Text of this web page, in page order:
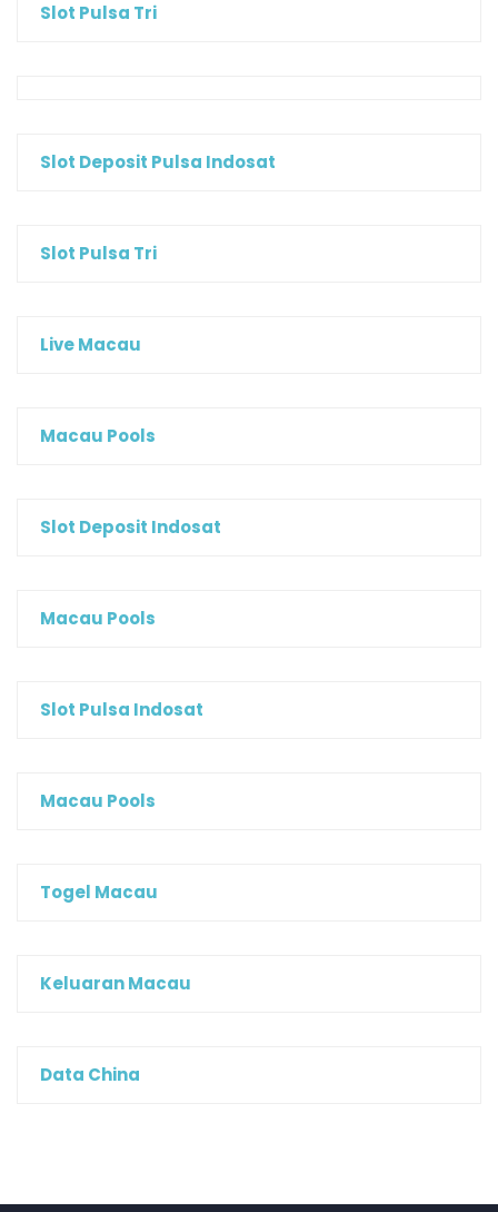
Slot Pulsa Tri
Slot Deposit Pulsa Indosat
Slot Pulsa Tri
Live Macau
Macau Pools
Slot Deposit Indosat
Macau Pools
Slot Pulsa Indosat
Macau Pools
Togel Macau
Keluaran Macau
Data China